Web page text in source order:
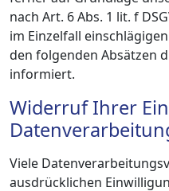
nach Art. 6 Abs. 1 lit. f
im Einzelfall
den folgenden Absätzen
informiert.
Widerruf Ihrer
Viele
ausdrücklichen